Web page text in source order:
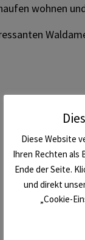
wohnen
Diese Website
Ihren Rechten als
Ende der Seite.
und direkt
„Cookie-